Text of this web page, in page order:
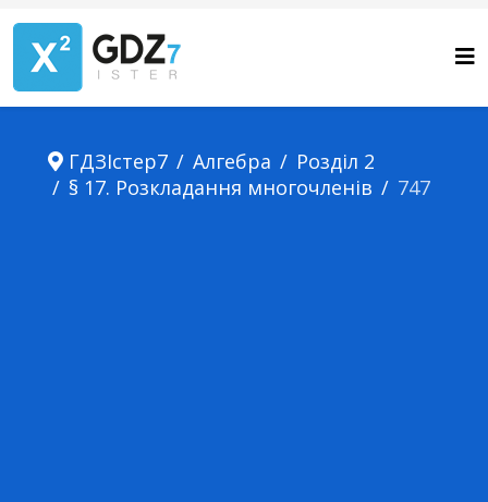
ГДЗІстер7 Алгебра
Розділ 2
§ 17. Розкладання многочленів
747